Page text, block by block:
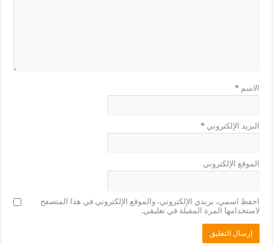
الاسم*
البريد الإلكتروني*
الموقع الإلكتروني
احفظ اسمي، بريدي الإلكتروني، والموقع الإلكتروني في هذا المتصفح
لاستخدامها المرة المقبلة في تعليقي.